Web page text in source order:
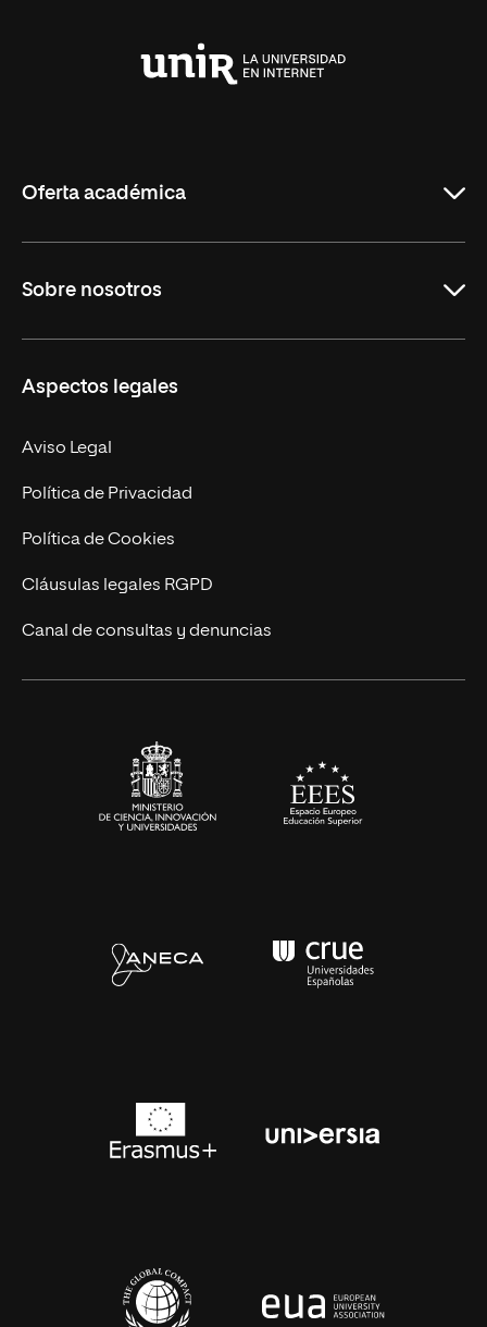
Oferta académica
Másteres Oficiales
Doctorados
Experto Universitario
Postgrados
Cursos Universitarios
Sobre nosotros
Facultades
Nuestro Equipo
Trabaja en UNIR
Actualidad
UNIR Revista
Eventos
Aspectos legales
Aviso Legal
Política de Privacidad
Política de Cookies
Cláusulas legales RGPD
Canal de consultas y denuncias